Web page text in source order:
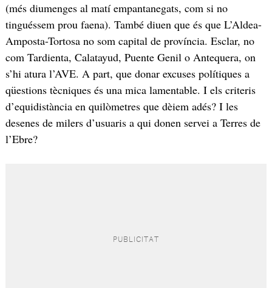
(més diumenges al matí empantanegats, com si no
tinguéssem prou faena). També diuen que és que L’Aldea-
Amposta-Tortosa no som capital de província. Esclar, no
com Tardienta, Calatayud, Puente Genil o Antequera, on
s’hi atura l’AVE. A part, que donar excuses polítiques a
qüestions tècniques és una mica lamentable. I els criteris
d’equidistància en quilòmetres que dèiem adés? I les
desenes de milers d’usuaris a qui donen servei a Terres de
l’Ebre?